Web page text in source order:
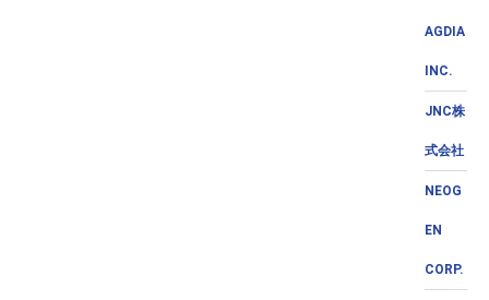
AGDIA
INC.
JNC株
式会社
NEOG
EN
CORP.